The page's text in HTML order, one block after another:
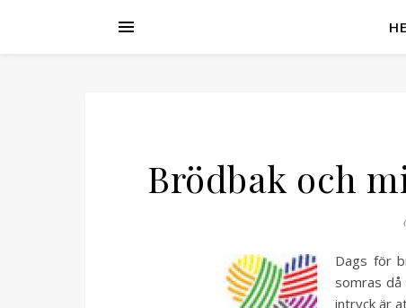
Brödbak och
Dags för
somras
intryck är